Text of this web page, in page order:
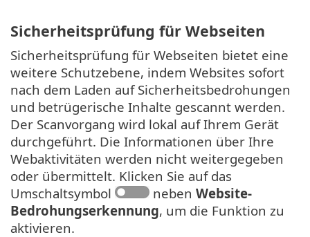
Sicherheitsprüfung für Webseiten
Sicherheitsprüfung für Webseiten bietet eine
weitere Schutzebene, indem Websites sofort
nach dem Laden auf Sicherheitsbedrohungen
und betrügerische Inhalte gescannt werden.
Der Scanvorgang wird lokal auf Ihrem Gerät
durchgeführt. Die Informationen über Ihre
Webaktivitäten werden nicht weitergegeben
oder übermittelt. Klicken Sie auf das
Umschaltsymbol
neben Website-
Bedrohungserkennung, um die Funktion zu
aktivieren.